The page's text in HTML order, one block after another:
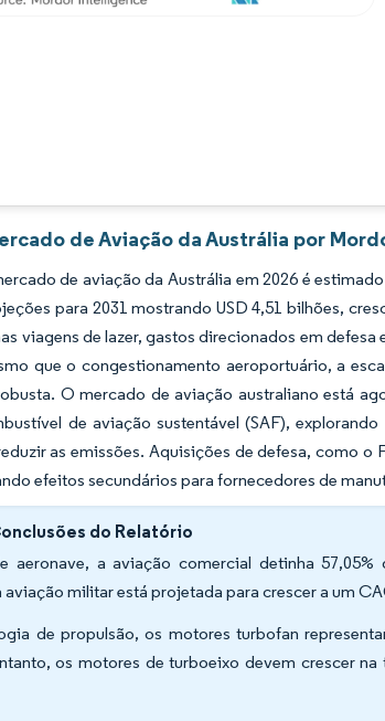
de Aviação da Austrália por
de aviação da Austrália em 2026 é
para 2031 mostrando USD 4,51 bilhões,
viagens de lazer, gastos direcionados em
que o congestionamento aeroportuário, a
O mercado de aviação australiano está
de aviação sustentável (SAF),
as emissões. Aquisições de defesa, como
efeitos secundários para fornecedores de
do Relatório
aeronave, a aviação comercial detinha
aviação militar está projetada para crescer a um
de propulsão, os motores turbofan
os motores de turboeixo devem crescer